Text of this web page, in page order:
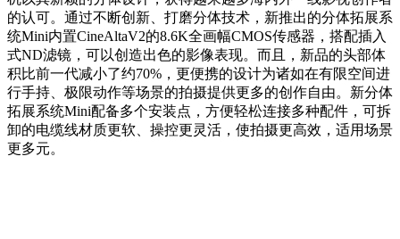
的认可。通过不断创新、打磨分体技术，新推出的分体拓展系
统Mini内置CineAltaV2的8.6K全画幅CMOS传感器，搭配插入
式ND滤镜，可以创造出色的影像表现。而且，新品的头部体
积比前一代减小了约70%，更便携的设计为诸如在有限空间进
行手持、极限动作等场景的拍摄提供更多的创作自由。新分体
拓展系统Mini配备多个安装点，方便轻松连接多种配件，可拆
卸的电缆线材质更软、操控更灵活，使拍摄更高效，适用场景
更多元。